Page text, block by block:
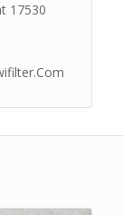
17530